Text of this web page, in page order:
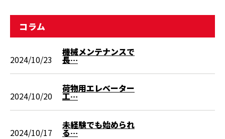
コラム
2024/10/23
機械メンテナンスで
長…
2024/10/20
荷物用エレベーター
工…
2024/10/17
未経験でも始められ
る…